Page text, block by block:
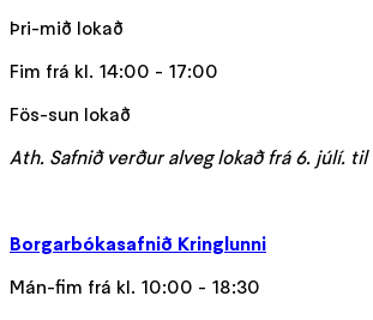
Þri-mið lokað
Fim frá kl. 14:00 - 17:00
Fös-sun lokað
Ath. Safnið verður alveg lokað frá 6. júlí. til
Borgarbókasafnið Kringlunni
Mán-fim frá kl. 10:00 - 18:30